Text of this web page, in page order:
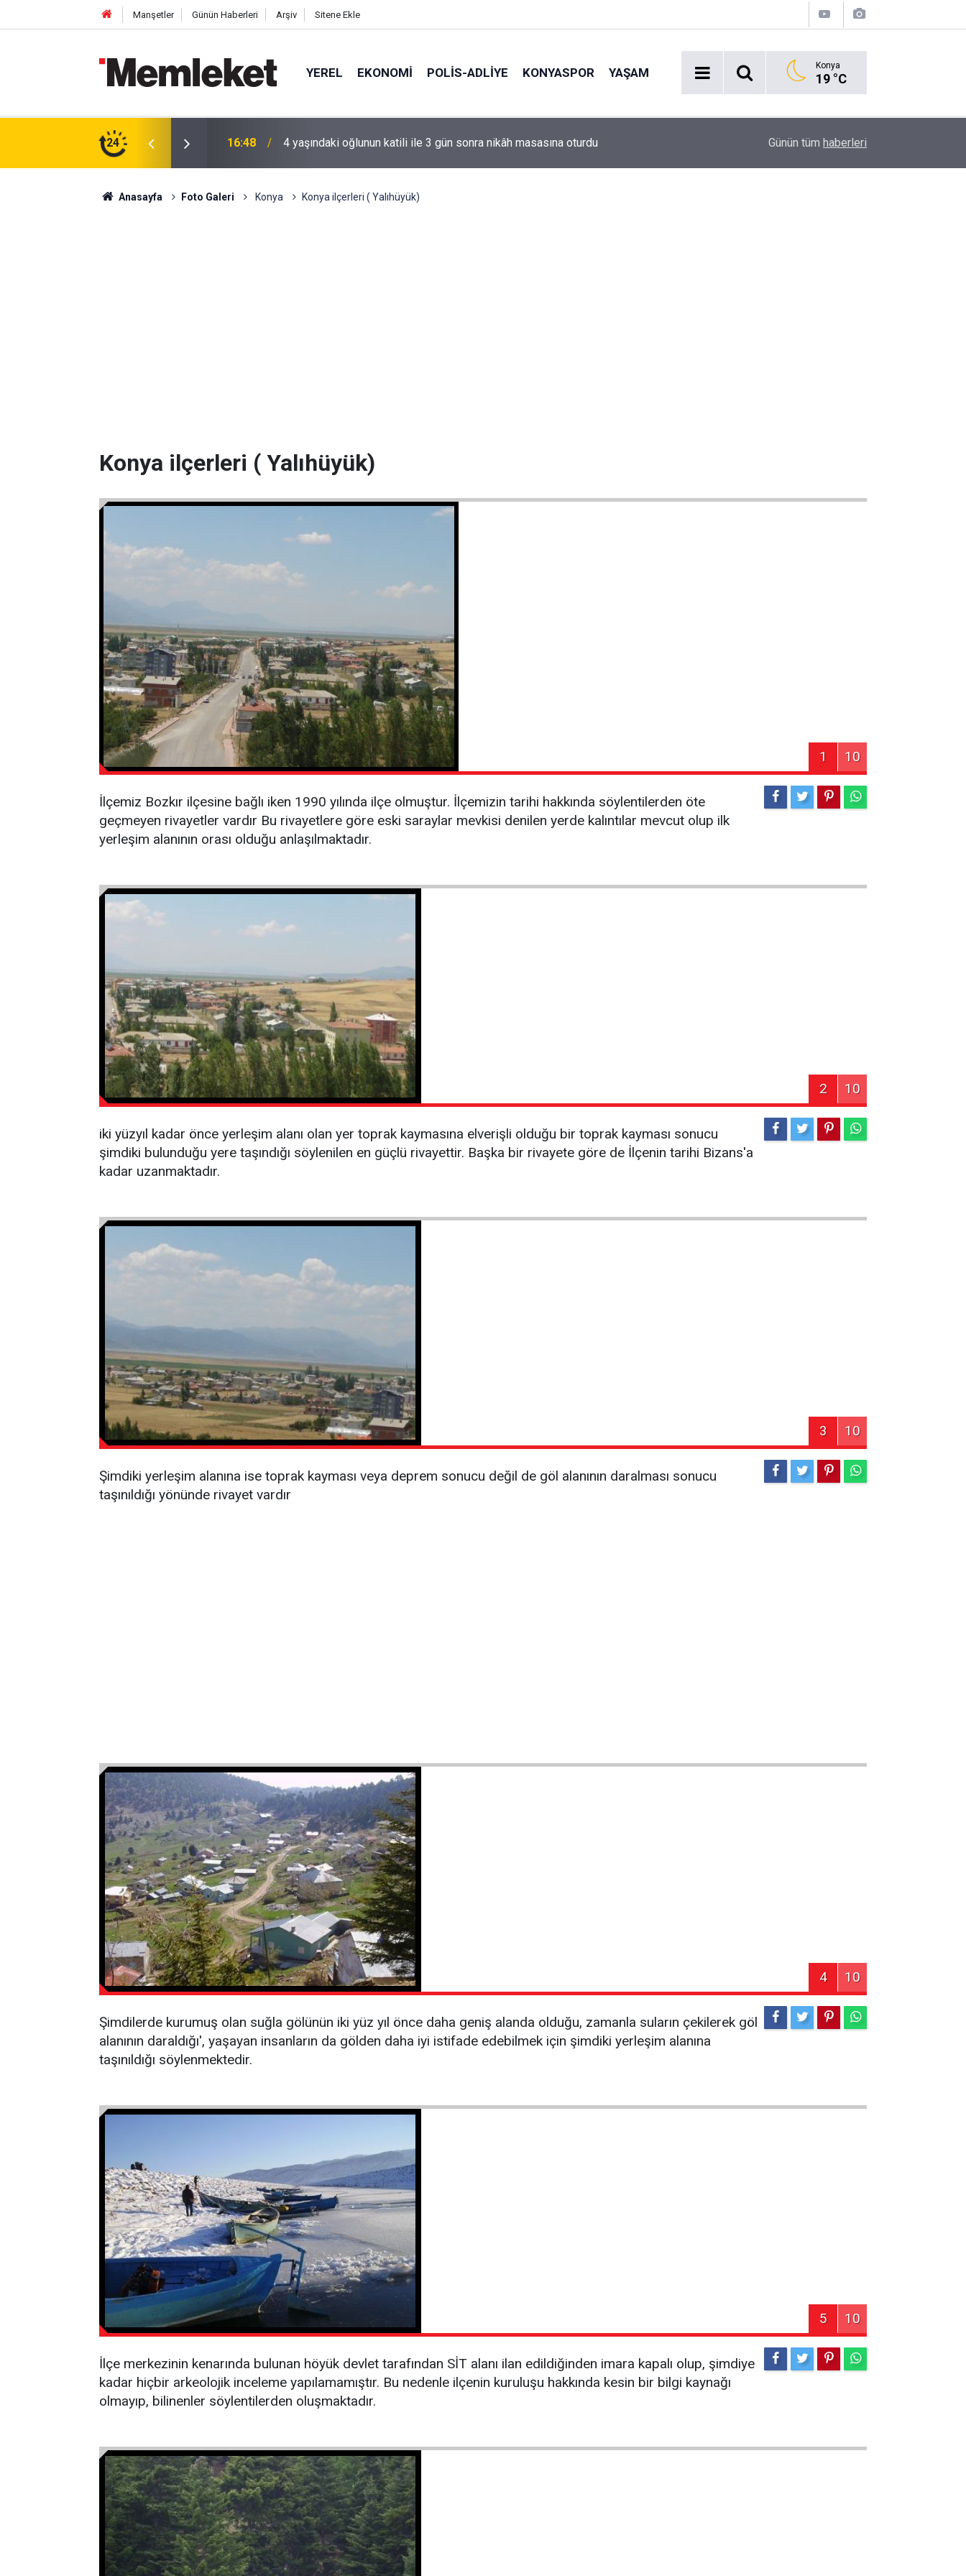
Manşetler Günün Haberleri Arşiv Sitene Ekle
YEREL EKONOMI POLİS-ADLİYE KONYASPOR YAŞAM Konya
19 °C
24
sonra nikâh masasına oturdu 16:44 Mahallede korku dolu anlar: Gaz hattı delindi Akaryakıt İstasyonunda Panik: Lastikçi
Günün tüm haberleri
Anasayfa Foto Galeri Konya Konya ilçerleri ( Yalıhüyük)
Konya ilçerleri ( Yalıhüyük)
1 10
İlçemiz Bozkır ilçesine bağlı iken 1990 yılında ilçe olmuştur. İlçemizin tarihi hakkında söylentilerden öte
geçmeyen rivayetler vardır Bu rivayetlere göre eski saraylar mevkisi denilen yerde kalıntılar mevcut olup ilk
yerleşim alanının orası olduğu anlaşılmaktadır.
2 10
iki yüzyıl kadar önce yerleşim alanı olan yer toprak kaymasına elverişli olduğu bir toprak kayması sonucu
şimdiki bulunduğu yere taşındığı söylenilen en güçlü rivayettir. Başka bir rivayete göre de İlçenin tarihi Bizans'a
kadar uzanmaktadır.
3 10
Şimdiki yerleşim alanına ise toprak kayması veya deprem sonucu değil de göl alanının daralması sonucu
taşınıldığı yönünde rivayet vardır
4 10
Şimdilerde kurumuş olan suğla gölünün iki yüz yıl önce daha geniş alanda olduğu, zamanla suların çekilerek göl
alanının daraldığı', yaşayan insanların da gölden daha iyi istifade edebilmek için şimdiki yerleşim alanına
taşınıldığı söylenmektedir.
5 10
İlçe merkezinin kenarında bulunan höyük devlet tarafından SİT alanı ilan edildiğinden imara kapalı olup, şimdiye
kadar hiçbir arkeolojik inceleme yapılamamıştır. Bu nedenle ilçenin kuruluşu hakkında kesin bir bilgi kaynağı
olmayıp, bilinenler söylentilerden oluşmaktadır.